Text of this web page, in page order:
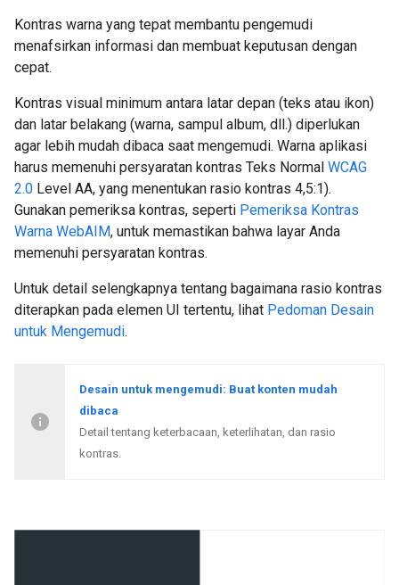
Kontras warna yang tepat membantu pengemudi
menafsirkan informasi dan membuat keputusan dengan
cepat.
Kontras visual minimum antara latar depan (teks atau ikon)
dan latar belakang (warna, sampul album, dll.) diperlukan
agar lebih mudah dibaca saat mengemudi. Warna aplikasi
harus memenuhi persyaratan kontras Teks Normal WCAG
2.0 Level AA, yang menentukan rasio kontras 4,5:1).
Gunakan pemeriksa kontras, seperti Pemeriksa Kontras
Warna WebAIM, untuk memastikan bahwa layar Anda
memenuhi persyaratan kontras.
Untuk detail selengkapnya tentang bagaimana rasio kontras
diterapkan pada elemen UI tertentu, lihat Pedoman Desain
untuk Mengemudi.
Desain untuk mengemudi: Buat konten mudah
dibaca
Detail tentang keterbacaan, keterlihatan, dan rasio
kontras.